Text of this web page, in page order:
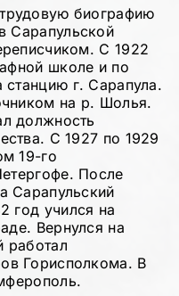
биографию
Сарапульской
С 1922
школе и по
станцию г. Сарапула.
на р. Шолья.
должность
С 1927 по 1929
19-го
После
Сарапульский
год учился на
Вернулся на
работал
Горисполкома. В